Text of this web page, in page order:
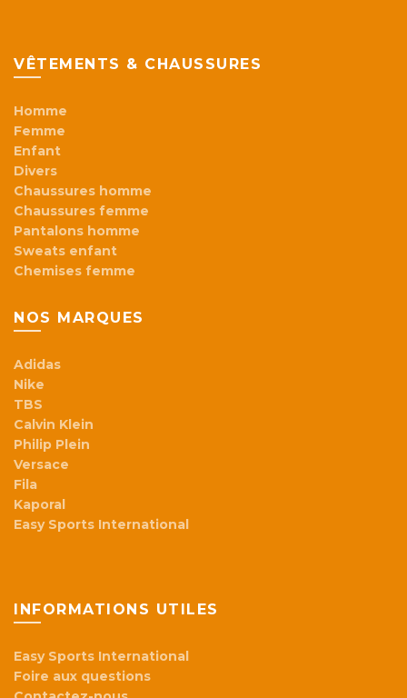
VÊTEMENTS & CHAUSSURES
Homme
Femme
Enfant
Divers
Chaussures homme
Chaussures femme
Pantalons homme
Sweats enfant
Chemises femme
NOS MARQUES
Adidas
Nike
TBS
Calvin Klein
Philip Plein
Versace
Fila
Kaporal
Easy Sports International
INFORMATIONS UTILES
Easy Sports International
Foire aux questions